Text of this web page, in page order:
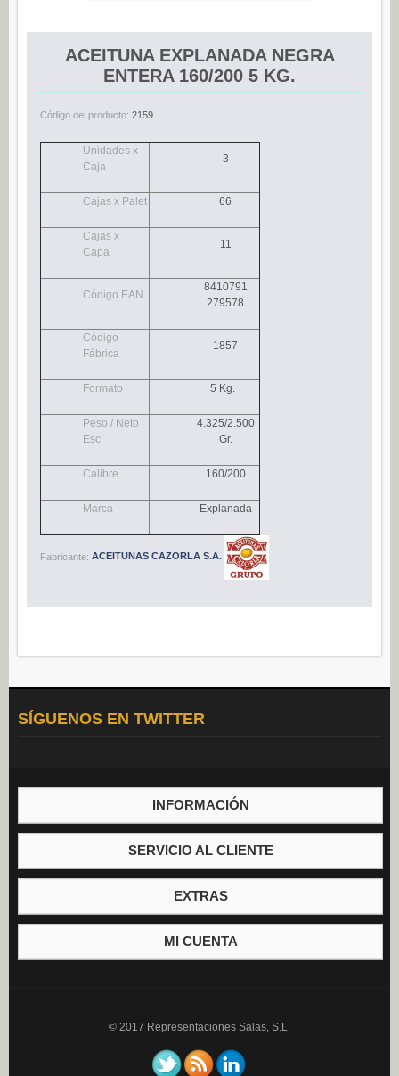
Anchoas (25)
Boquerones (3)
Sardinillas (15)
CONSERVAS DULCES
Ecológico (0)
Frutas en almíbar / en su jugo (0)
Navidad (0)
Congelados (27)
Agua (22)
Té (6)
Vino (0)
ACEITUNA EXPLANADA NEGRA
ENTERA 160/200 5 KG.
Código del producto: 2159
Unidades x
Caja
3
Cajas x Palet 66
Cajas x
Capa
11
Código EAN
8410791
279578
Código
Fábrica
1857
Formato 5 Kg.
Peso / Neto
Esc.
4.325/2.500
Gr.
Calibre 160/200
Marca Explanada
Fabricante: ACEITUNAS CAZORLA S.A.
SÍGUENOS EN TWITTER
INFORMACIÓN
SERVICIO AL CLIENTE
EXTRAS
MI CUENTA
© 2017 Representaciones Salas, S.L.